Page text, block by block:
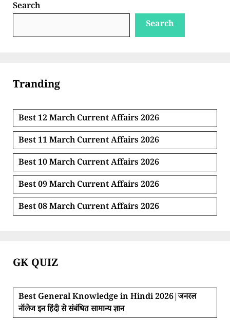
Search
Search
Tranding
Best 12 March Current Affairs 2026
Best 11 March Current Affairs 2026
Best 10 March Current Affairs 2026
Best 09 March Current Affairs 2026
Best 08 March Current Affairs 2026
GK QUIZ
Best General Knowledge in Hindi 2026|जनरल
नॉलेज इन हिंदी से संबंधित सामान्य ज्ञान